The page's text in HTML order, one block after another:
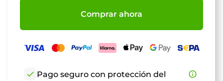
Comprar ahora
check Pago seguro con protección del
info_outline